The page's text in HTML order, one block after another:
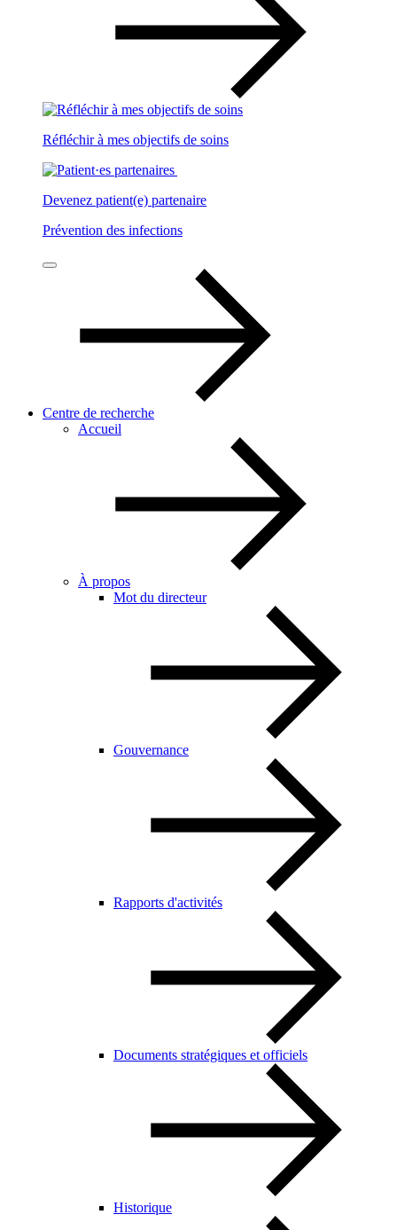
Réfléchir à mes objectifs de soins
Devenez patient(e) partenaire
Prévention des infections
Centre de recherche
Accueil
À propos
Mot du directeur
Gouvernance
Rapports d'activités
Documents stratégiques et officiels
Historique